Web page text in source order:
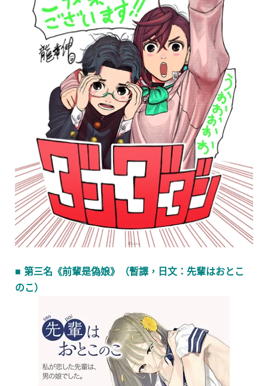
■ 第三名《前輩是偽娘》（暫譯，日文：先輩はおとこ
のこ）